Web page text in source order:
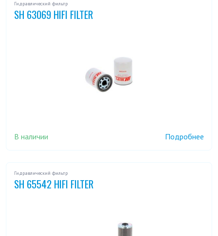
Гидравлический фильтр
SH 63069 HIFI FILTER
В наличии Подробнее
Гидравлический фильтр
SH 65542 HIFI FILTER